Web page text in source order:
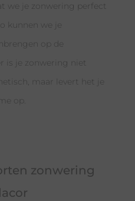
we je zonwering perfect
kunnen we je
op de
is je zonwering niet
maar levert het je
op.
zonwering